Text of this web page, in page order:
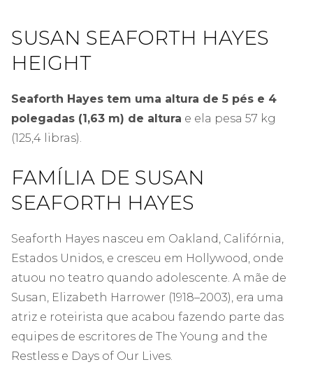
SUSAN SEAFORTH HAYES
HEIGHT
Seaforth Hayes tem uma altura de 5 pés e 4
polegadas (1,63 m) de altura e ela pesa 57 kg
(125,4 libras).
FAMÍLIA DE SUSAN
SEAFORTH HAYES
Seaforth Hayes nasceu em Oakland, Califórnia,
Estados Unidos, e cresceu em Hollywood, onde
atuou no teatro quando adolescente. A mãe de
Susan, Elizabeth Harrower (1918–2003), era uma
atriz e roteirista que acabou fazendo parte das
equipes de escritores de The Young and the
Restless e Days of Our Lives.